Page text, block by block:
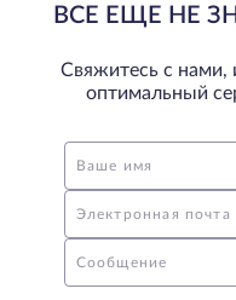
ВСЕ ЕЩЕ НЕ
Свяжитесь с
оптимальный
Ваше имя
Электронная почта
Сообщение